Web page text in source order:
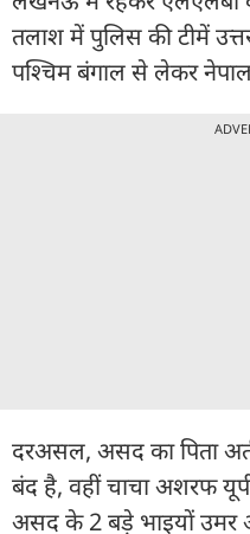
तलाश में पुलिस की टीमें
पश्चिम बंगाल से लेकर
दरअसल, असद का पिता
बंद है, वहीं चाचा अशरफ
असद के 2 बड़े भाइयों